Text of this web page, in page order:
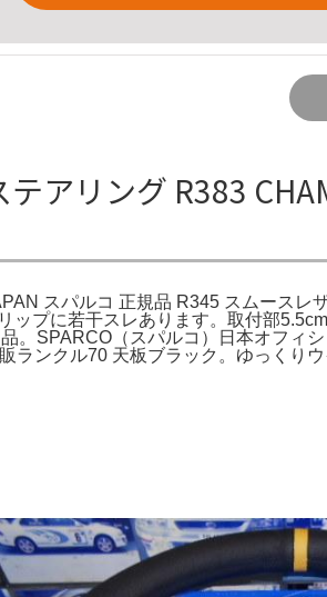
リング R383
スパルコ 正規品 R345 スムースレ
プに若干スレあります。取付部
。SPARCO（スパルコ）日本オフィ
ンクル70 天板ブラック。ゆっくり